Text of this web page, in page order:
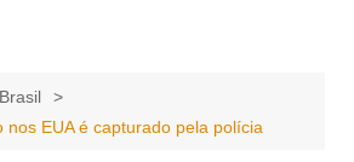
Brasil
nos EUA é capturado pela polícia